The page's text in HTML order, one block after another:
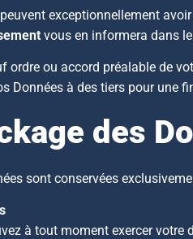
exceptionnellement
vous en informera dans
ordre ou accord préalable de
Données à des tiers pour une
des
sont conservées
à tout moment exercer votre